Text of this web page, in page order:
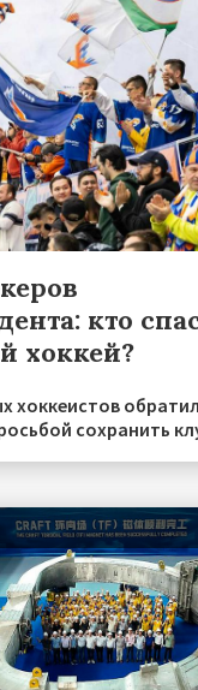
кто
хоккей?
хоккеистов
сохранить